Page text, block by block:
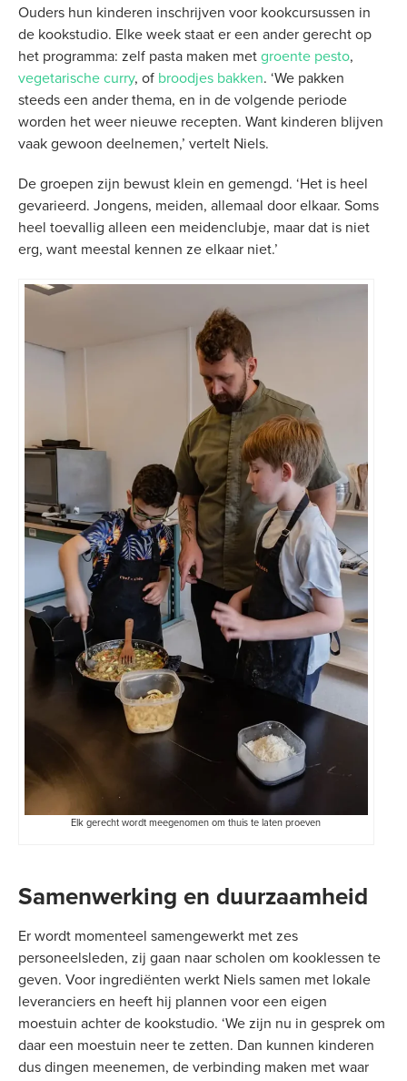
Ouders hun kinderen inschrijven voor kookcursussen in
de kookstudio. Elke week staat er een ander gerecht op
het programma: zelf pasta maken metgroente pesto,
vegetarische curry, of broodjes bakken. ‘We pakken
steeds een ander thema, en in de volgende periode
worden het weer nieuwe recepten. Want kinderen blijven
vaak gewoon deelnemen,’ vertelt Niels.
De groepen zijn bewust klein en gemengd. ‘Het is heel
gevarieerd. Jongens, meiden, allemaal door elkaar. Soms
heel toevallig alleen een meidenclubje, maar dat is niet
erg, want meestal kennen ze elkaar niet.’
Elk gerecht wordt meegenomen om thuis te laten proeven
Samenwerking en duurzaamheid
Er wordt momenteel samengewerkt met zes
personeelsleden, zij gaan naar scholen om kooklessen te
geven. Voor ingrediënten werkt Niels samen met lokale
leveranciers en heeft hij plannen voor een eigen
moestuin achter de kookstudio. ‘We zijn nu in gesprek om
daar een moestuin neer te zetten. Dan kunnen kinderen
dus dingen meenemen, de verbinding maken met waar